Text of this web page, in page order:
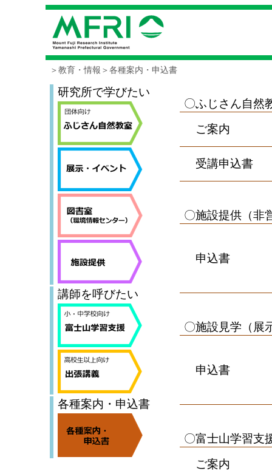
＞教育・情報＞各種案内・申込書
研究所で学びたい
講師を呼びたい
各種案内・申込書
〇ふじさん自然
ご案内
受講申込書
〇施設提供（非
申込書
〇施設見学（
申込書
〇富士山学習支
ご案内